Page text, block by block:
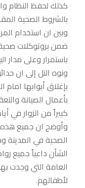
كذلك لحفظ النظام
بالشروط الصحية
وبين ان استخدام
ضمن بروتوكلات
باستمرار وعلى مدار
ونوه التل إلى ان
بإغلاق أبوابها
بأعمال الصيانة
كبيراً من الزوار في
وأوضح ان جميع هذه
الصحية في المدينة
الشأن داعياً جميع
العامة التي وجدت
لأطفالهم.